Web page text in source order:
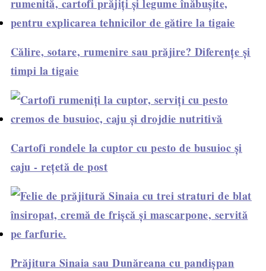
Călire, sotare, rumenire sau prăjire? Diferențe și
timpi la tigaie
Cartofi rondele la cuptor cu pesto de busuioc și
caju - rețetă de post
Prăjitura Sinaia sau Dunăreana cu pandișpan